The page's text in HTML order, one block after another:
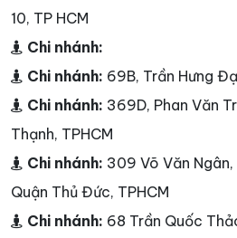
10, TP HCM
Chi nhánh:
Chi nhánh: 69B, Trần Hưng
Chi nhánh: 369D, Phan Văn
Thạnh, TPHCM
Chi nhánh: 309 Võ Văn Ngân,
Quận Thủ Đức, TPHCM
Chi nhánh: 68 Trần Quốc